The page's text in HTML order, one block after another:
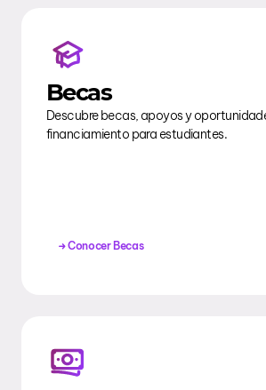
Becas
Descubre becas, apoyos y
financiamiento para estudiantes.
Conocer Becas